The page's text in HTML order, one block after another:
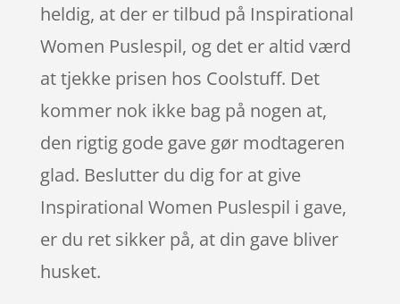
heldig, at der er tilbud på Inspirational
Women Puslespil, og det er altid værd
at tjekke prisen hos Coolstuff. Det
kommer nok ikke bag på nogen at,
den rigtig gode gave gør modtageren
glad. Beslutter du dig for at give
Inspirational Women Puslespil i gave,
er du ret sikker på, at din gave bliver
husket.